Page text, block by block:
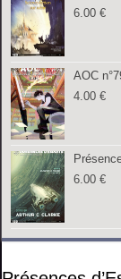
6.00€
AOC
4.00€
6.00€